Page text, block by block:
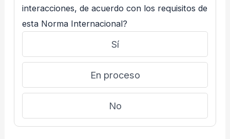
interacciones, de acuerdo con los requisitos de
esta Norma Internacional?
Sí
En proceso
No